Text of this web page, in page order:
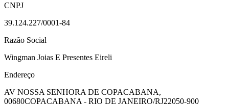
CNPJ
39.124.227/0001-84
Razão Social
Wingman Joias E Presentes Eireli
Endereço
AV NOSSA SENHORA DE COPACABANA,
00680COPACABANA - RIO DE JANEIRO/RJ22050-900